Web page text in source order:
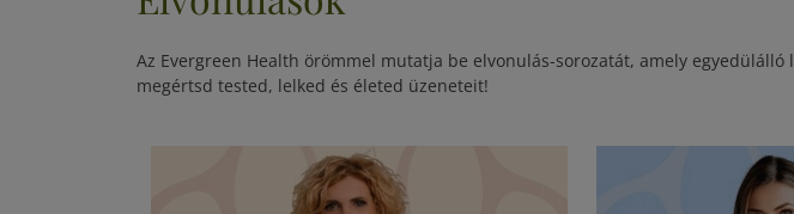
Az Evergreen Health örömmel mutatja be elvonulás-sorozatát, amely egyedülálló
megértsd tested, lelked és életed üzeneteit!